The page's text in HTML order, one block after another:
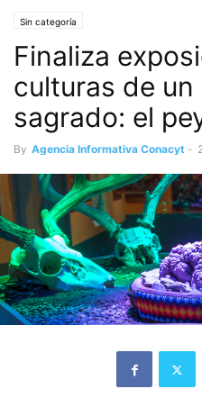
Sin categoría
Finaliza
culturas de
sagrado: el
By Agencia Informativa Conacyt -